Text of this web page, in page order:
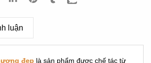
luận
đẹp là sản phẩm được chế tác từ